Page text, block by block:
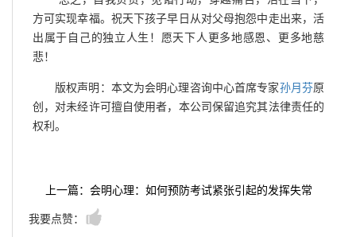
方可实现幸福。祝天下孩子早日从对父母抱怨中走出来，活
出属于自己的独立人生！愿天下人更多地感恩、更多地慈
悲！
版权声明：本文为会明心理咨询中心首席专家孙月芬原
创，对未经许可擅自使用者，本公司保留追究其法律责任的
权利。
上一篇：会明心理：如何预防考试紧张引起的发挥失常
我要点赞：